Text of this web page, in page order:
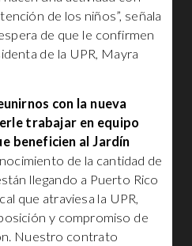
de los niños”, señala
de que le confirmen
de la UPR, Mayra
con la nueva
trabajar en equipo
beneficien al Jardín
de la cantidad de
llegando a Puerto Rico
que atraviesa la UPR,
y compromiso de
Nuestro contrato